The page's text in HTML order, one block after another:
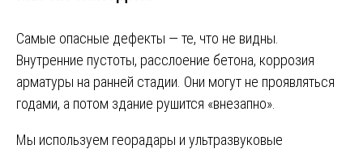
Самые опасные дефекты — те, что не видны.
Внутренние пустоты, расслоение бетона, коррозия
арматуры на ранней стадии. Они могут не проявляться
годами, а потом здание рушится «внезапно».
Мы используем георадары и ультразвуковые